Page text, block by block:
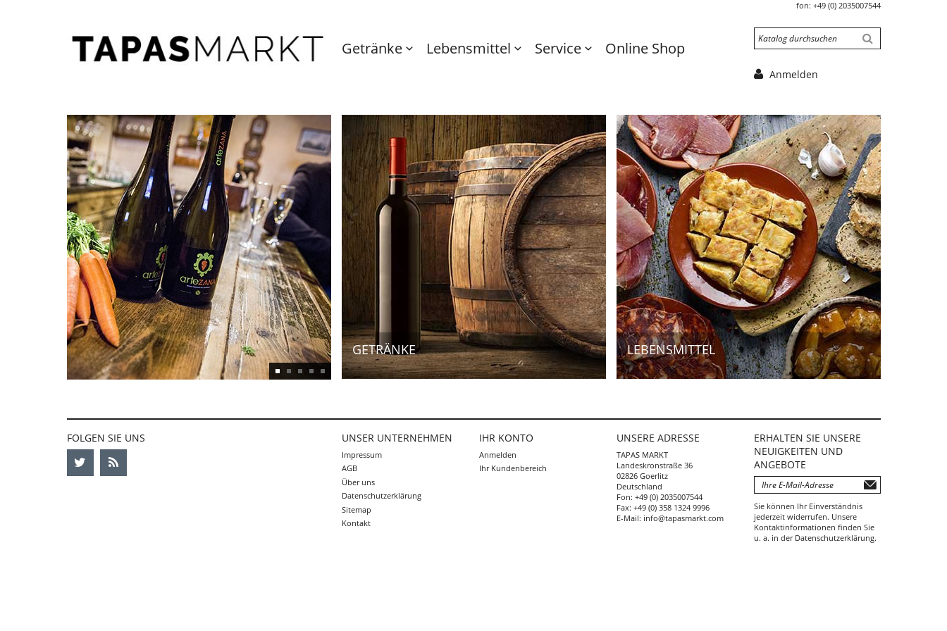
fon: +49 (0) 2035007544
Getränke Lebensmittel Service Online Shop
Anmelden
GETRÄNKE LEBENSMITTEL
FOLGEN SIE UNS UNSER UNTERNEHMEN
Impressum
AGB
Über uns
Datenschutzerklärung
Sitemap
Kontakt
IHR KONTO
Anmelden
Ihr Kundenbereich
UNSERE ADRESSE
TAPAS MARKT
Landeskronstraße 36
02826 Goerlitz
Deutschland
Fon: +49 (0) 2035007544
Fax: +49 (0) 358 1324 9996
E-Mail: info@tapasmarkt.com
ERHALTEN SIE UNSERE
NEUIGKEITEN UND
ANGEBOTE
Sie können Ihr Einverständnis
jederzeit widerrufen. Unsere
Kontaktinformationen finden Sie
u. a. in der Datenschutzerklärung.